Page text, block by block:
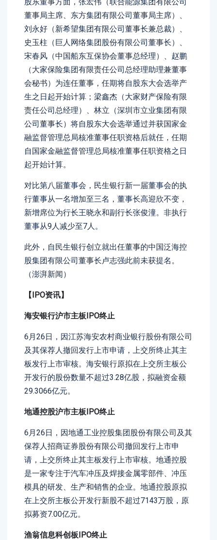
董事局主席、东方集团有限公司董事局主席）、
刘永好（新希望集团有限公司董事长兼总裁）、
史玉柱（巨人网络集团股份有限公司董事长）、
宋春风（中国船东互保协会董事总经理）、赵鹏
（大家保险集团有限责任公司总经理助理兼董事
会秘书）为连任董事，任期将自股东大会选举产
生之日起开始计算；梁鑫杰（大家财产保险有限
责任公司总经理）、林立（深圳市立业集团有限
公司董事长）将自股东大会选举通过并获国家金
融监督管理总局核准董事任职资格后就任，任期
自国家金融监督管理总局核准董事任职资格之日
起开始计算。
对比第八届董事会，民生银行新一届董事会的执
行董事从一名增加至三名，董事长高迎欣不变，
新增席位为行长王晓永和副行长张俊潼。非执行
董事从9人减少至7人。
此外，自民生银行创立就出任董事的中国泛海控
股集团有限公司董事长卢志强此前未获提名。
（澎湃新闻）
【IPO资讯】
海安银行沪市主板IPO终止
6月26日，因江苏海安农村商业银行股份有限公司
及其保荐人撤回发行上市申请，上交所终止其主
板发行上市审核。海安银行原拟在上交所主板公
开发行的股份数量不超过3.28亿股，拟融资金额
29.3066亿元。
地通控股沪市主板IPO终止
6月26日，因地通工业控股集团股份有限公司及其
保荐人招商证券股份有限公司撤回发行上市申
请，上交所终止其主板发行上市审核。地通控股
是一家专注于汽车冲压及焊接金属零部件、冲压
模具的研发、生产和销售的企业。地通控股原拟
在上交所主板公开发行新股不超过7143万股，原
拟募资7.00亿元。
渔翁信息科创板IPO终止